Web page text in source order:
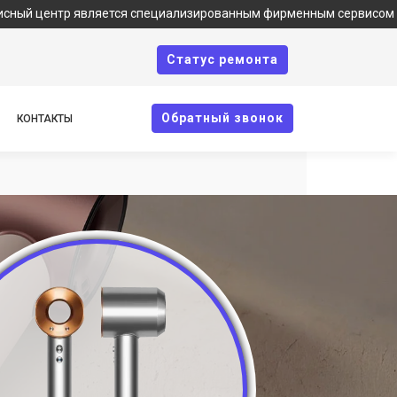
является специализированным фирменным сервисом по
Cтатус ремонта
КОНТАКТЫ Oбратный звонок